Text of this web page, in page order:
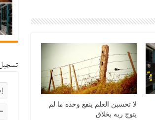
جولة الباطل ساعة وجولة الحق
إلى قيام الساعة